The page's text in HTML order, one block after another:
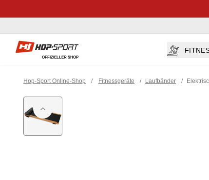
Hop-sport.at
OFFIZIELLER SHOP
Hop-Sport Online-Shop / Fitnessgeräte / Laufbänder /